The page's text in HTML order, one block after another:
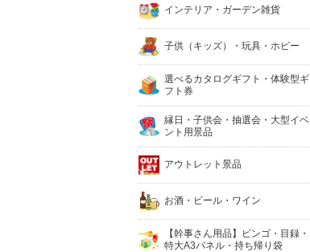
インテリア・ガーデン雑貨
子供（キッズ）・玩具・ホビー
選べるカタログギフト・体験型ギ
フト券
縁日・子供会・抽選会・大型イベ
ント用景品
アウトレット景品
お酒・ビール・ワイン
【幹事さん用品】ビンゴ・目録・
特大A3パネル・持ち帰り袋